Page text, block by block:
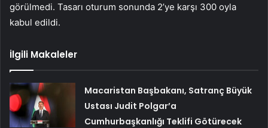
görülmedi. Tasarı oturum sonunda 2’ye karşı 300 oyla
kabul edildi.
İlgili Makaleler
Macaristan Başbakanı, Satranç Büyük
Ustası Judit Polgar’a
Cumhurbaşkanlığı Teklifi Götürecek